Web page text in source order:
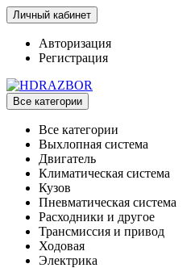
Личный кабинет
Авторизация
Регистрация
Все категории
Все категории
Выхлопная система
Двигатель
Климатическая система
Кузов
Пневматическая система
Расходники и другое
Трансмиссия и привод
Ходовая
Электрика